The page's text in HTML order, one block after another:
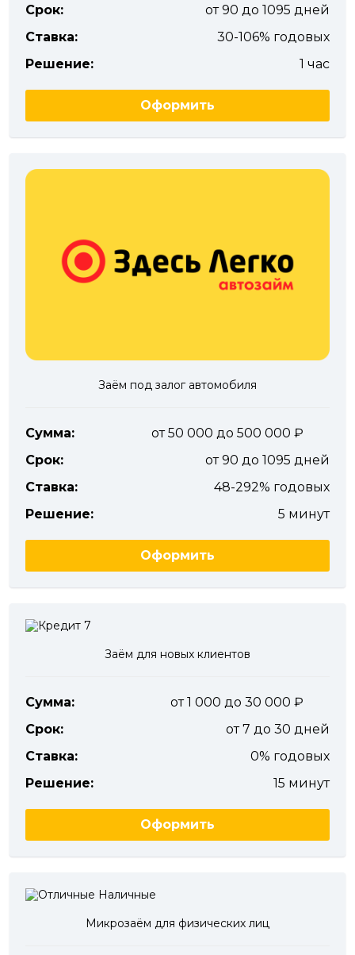
Срок:
от 90 до 1095 дней
Ставка:
30-106% годовых
Решение:
1 час
Оформить
Заём под залог автомобиля
Сумма:
от 50 000 до 500 000
Срок:
от 90 до 1095 дней
Ставка:
48-292% годовых
Решение:
5 минут
Оформить
Заём для новых клиентов
Сумма:
от 1 000 до 30 000
Срок:
от 7 до 30 дней
Ставка:
0% годовых
Решение:
15 минут
Оформить
Микрозаём для физических лиц